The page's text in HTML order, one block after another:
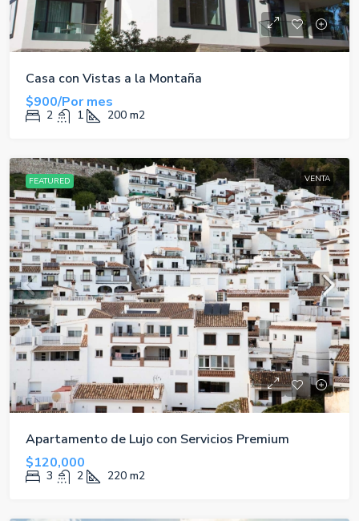
Casa con Vistas a la Montaña
$900/Por mes
2 1 200 m2
FEATURED VENTA
Apartamento de Lujo con Servicios Premium
$120,000
3 2 220 m2